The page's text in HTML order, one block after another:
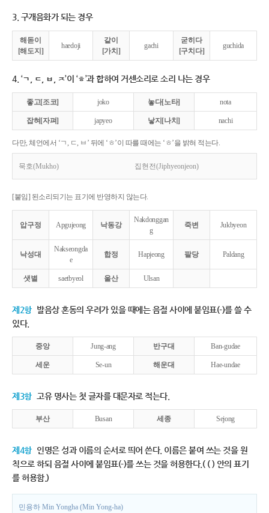
3. 구개음화가 되는 경우
해돋이
[해도지]
haedoji
같이
[가치]
gachi
굳히다
[구치다]
guchida
4. ‘ㄱ, ㄷ, ㅂ, ㅈ’이 ‘ㅎ’과 합하여 거센소리로 소리 나는 경우
좋고[조코] joko 놓다[노타] nota
잡혀[자펴] japyeo 낳지[나치] nachi
다만, 체언에서 ‘ㄱ, ㄷ, ㅂ’ 뒤에 ‘ㅎ’이 따를 때에는 ‘ㅎ’을 밝혀 적는다.
묵호(Mukho) 집현전(Jiphyeonjeon)
[붙임] 된소리되기는 표기에 반영하지 않는다.
압구정 Apgujeong 낙동강
Nakdonggan
g
죽변 Jukbyeon
낙성대
Nakseongda
e
합정 Hapjeong 팔당 Paldang
샛별 saetbyeol 울산 Ulsan
제2항 발음상 혼동의 우려가 있을 때에는 음절 사이에 붙임표(-)를 쓸 수
있다.
중앙 Jung-ang 반구대 Ban-gudae
세운 Se-un 해운대 Hae-undae
제3항 고유 명사는 첫 글자를 대문자로 적는다.
부산 Busan 세종 Sejong
제4항 인명은 성과 이름의 순서로 띄어 쓴다. 이름은 붙여 쓰는 것을 원
칙으로 하되 음절 사이에 붙임표(-)를 쓰는 것을 허용한다.( ( ) 안의 표기
를 허용함.)
민용하 Min Yongha (Min Yong-ha)